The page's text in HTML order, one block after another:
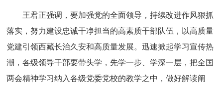
王君正强调，要加强党的全面领导，持续改进作风狠抓
落实，努力建设忠诚干净担当的高素质干部队伍，以高质量
党建引领西藏长治久安和高质量发展。迅速掀起学习宣传热
潮，各级领导干部要带头学，先学一步、学深一层，把全国
两会精神学习纳入各级党委党校的教学之中，做好解读阐